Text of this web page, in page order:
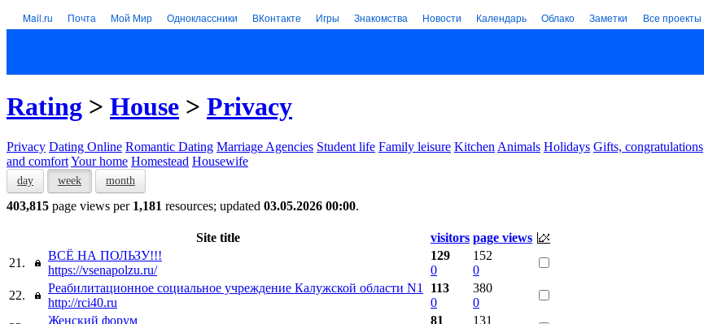
Mail.ru Почта Мой Мир Одноклассники ВКонтакте Игры Знакомства Новости Календарь Облако Заметки Все проекты
Rating > House > Privacy
Privacy Dating Online Romantic Dating Marriage Agencies Student life Family leisure Kitchen Animals Holidays Gifts, congratulations
and comfortYour home Homestead Housewife
day week month
403,815 page views per 1,181 resources; updated 03.05.2026 00:00.
Site title visitors page views
21.
ВСЁ НА ПОЛЬЗУ!!!
https://vsenapolzu.ru/
129
0
152
0
22.
Реабилитационное социальное учреждение Калужской области N1
http://rci40.ru
113
0
380
0
Женский форум
81
131